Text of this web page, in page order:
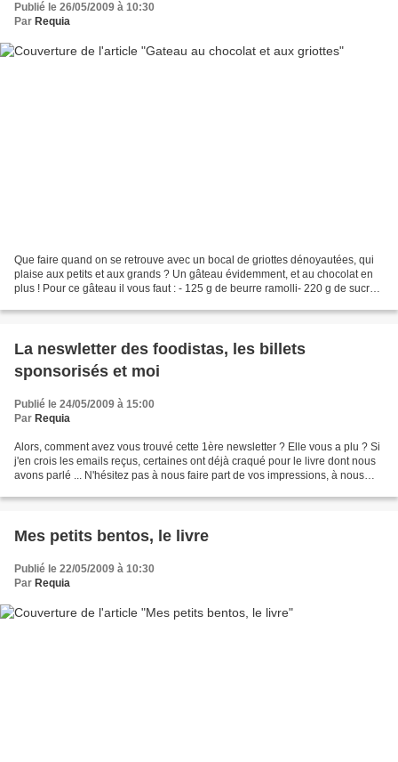
Publié le 26/05/2009 à 10:30
Par Requia
Que faire quand on se retrouve avec un bocal de griottes dénoyautées, qui
plaise aux petits et aux grands ? Un gâteau évidemment, et au chocolat en
plus ! Pour ce gâteau il vous faut : - 125 g de beurre ramolli- 220 g de sucre
La neswletter des foodistas, les billets
sponsorisés et moi
Publié le 24/05/2009 à 15:00
Par Requia
Alors, comment avez vous trouvé cette 1ère newsletter ? Elle vous a plu ? Si
j'en crois les emails reçus, certaines ont déjà craqué pour le livre dont nous
avons parlé ... N'hésitez pas à nous faire part de vos impressions, à nous
Mes petits bentos, le livre
Publié le 22/05/2009 à 10:30
Par Requia